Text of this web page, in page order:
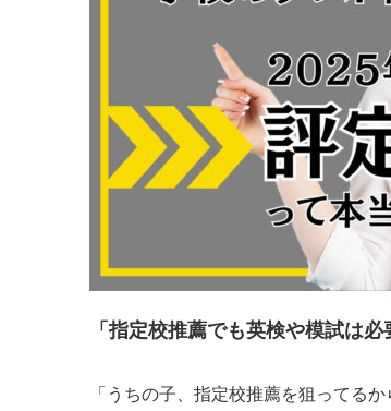
「指定校推薦でも英検や模試は
「うちの子、指定校推薦を狙ってるか